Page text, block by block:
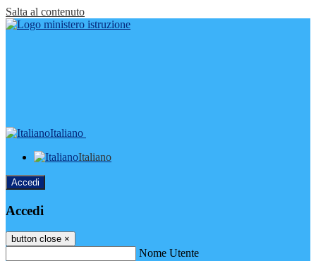
Salta al contenuto
Italiano
Italiano
Accedi
Accedi
button close ×
Nome Utente